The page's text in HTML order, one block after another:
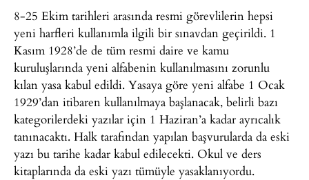
8-25 Ekim tarihleri arasında resmi görevlilerin hepsi
yeni harfleri kullanımla ilgili bir sınavdan geçirildi. 1
Kasım 1928’de de tüm resmi daire ve kamu
kuruluşlarında yeni alfabenin kullanılmasını zorunlu
kılan yasa kabul edildi. Yasaya göre yeni alfabe 1 Ocak
1929’dan itibaren kullanılmaya başlanacak, belirli bazı
kategorilerdeki yazılar için 1 Haziran’a kadar ayrıcalık
tanınacaktı. Halk tarafından yapılan başvurularda da eski
yazı bu tarihe kadar kabul edilecekti. Okul ve ders
kitaplarında da eski yazı tümüyle yasaklanıyordu.